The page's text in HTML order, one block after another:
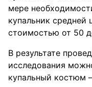
мере
купальник
стоимостью от 50
В результате
исследования
купальный костюм